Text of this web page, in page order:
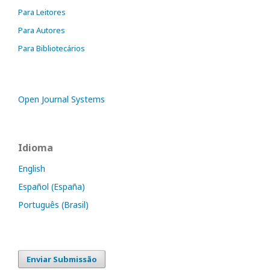
Para Leitores
Para Autores
Para Bibliotecários
Open Journal Systems
Idioma
English
Español (España)
Português (Brasil)
Enviar Submissão